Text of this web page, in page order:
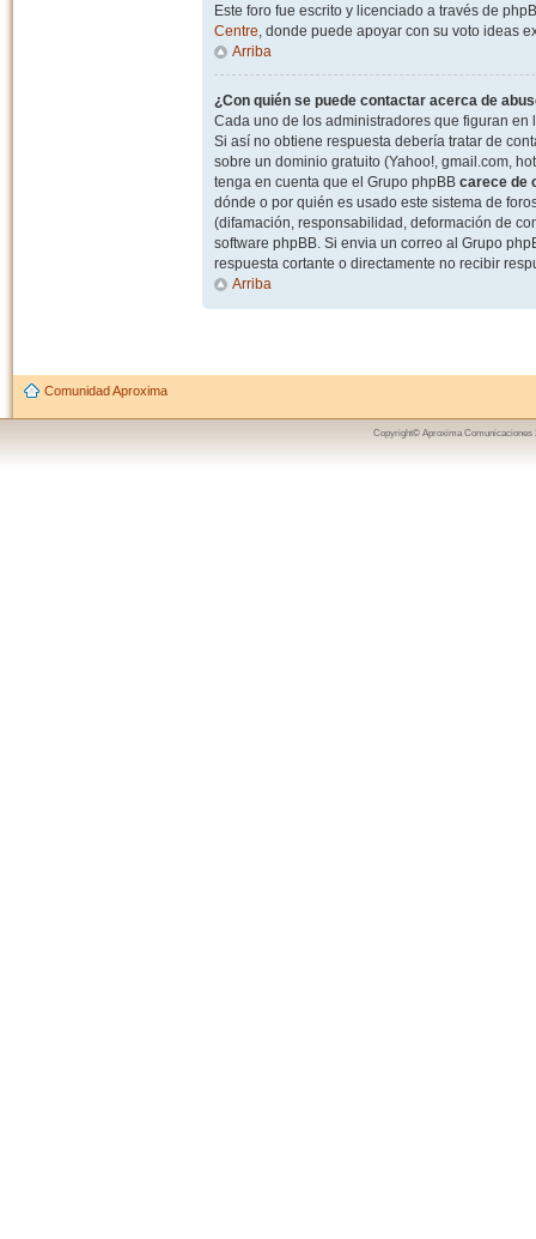
Este foro fue escrito y licenciado a través de
Centre, donde puede apoyar con su voto ideas
Arriba
¿Con quién se puede contactar acerca de
Cada uno de los administradores que figuran
Si así no obtiene respuesta debería tratar de
sobre un dominio gratuito (Yahoo!, gmail.com,
tenga en cuenta que el Grupo phpBB carece de
dónde o por quién es usado este sistema de
(difamación, responsabilidad, deformación de
software phpBB. Si envia un correo al Grupo
respuesta cortante o directamente no recibir
Arriba
Comunidad Aproxima
Copyright© Aproxima Comunicaciones